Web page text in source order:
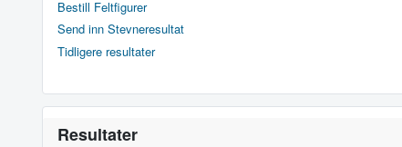
Bestill Feltfigurer
Send inn Stevneresultat
Tidligere resultater
Resultater